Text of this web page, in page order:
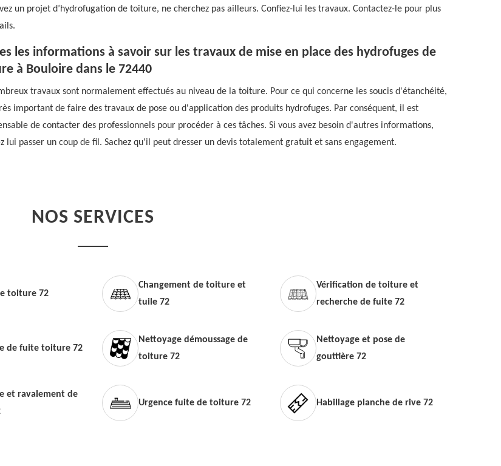
un projet d’hydrofugation de toiture, ne cherchez pas ailleurs. Confiez-lui les travaux. Contactez-le pour plus
les informations à savoir sur les travaux de mise en place des hydrofuges de
à Bouloire dans le 72440
travaux sont normalement effectués au niveau de la toiture. Pour ce qui concerne les soucis d'étanchéité,
important de faire des travaux de pose ou d'application des produits hydrofuges. Par conséquent, il est
de contacter des professionnels pour procéder à ces tâches. Si vous avez besoin d'autres informations,
lui passer un coup de fil. Sachez qu'il peut dresser un devis totalement gratuit et sans engagement.
NOS SERVICES
toiture 72
Changement de toiture et
tuile 72
Vérification de toiture et
recherche de fuite 72
de fuite toiture 72
Nettoyage démoussage de
toiture 72
Nettoyage et pose de
gouttière 72
et ravalement de
Urgence fuite de toiture 72 Habillage planche de rive 72